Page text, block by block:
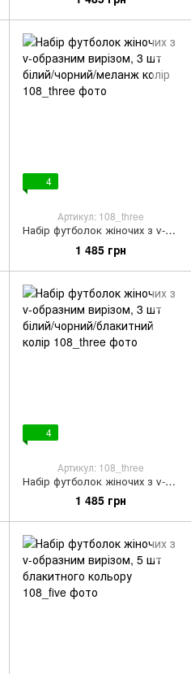
4
Артикул: 108_three
Набір футболок жіночих з v-образним вирізом, 3 шт білий/чорний/меланж колір
1 485 грн
4
Артикул: 108_three
Набір футболок жіночих з v-образним вирізом, 3 шт білий/чорний/блакитний колір
1 485 грн